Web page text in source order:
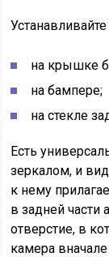
на крышке
на бампере;
на стекле
Есть
зеркалом, и
к нему
в задней части
отверстие, в
камера